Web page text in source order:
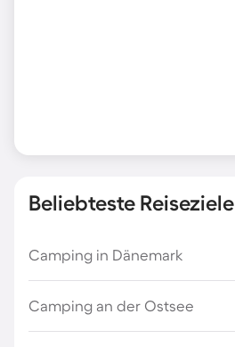
Beliebteste Reiseziele
Camping in Dänemark
Camping an der Ostsee